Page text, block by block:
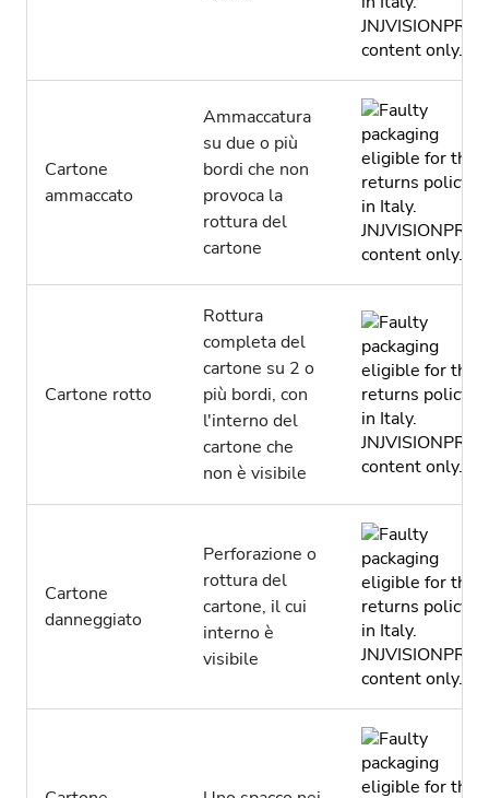
Cartone
ammaccato
Ammaccatura
su due o più
bordi che non
provoca la
rottura del
cartone
Cartone rotto
Rottura
completa del
cartone su 2 o
più bordi, con
l'interno del
cartone che
non è visibile
Cartone
danneggiato
Perforazione o
rottura del
cartone, il cui
interno è
visibile